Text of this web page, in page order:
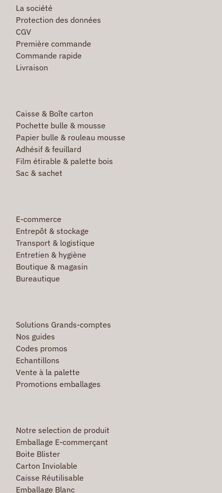
La société
Protection des données
CGV
Première commande
Commande rapide
Livraison
Caisse & Boîte carton
Pochette bulle & mousse
Papier bulle & rouleau mousse
Adhésif & feuillard
Film étirable & palette bois
Sac & sachet
E-commerce
Entrepôt & stockage
Transport & logistique
Entretien & hygiène
Boutique & magasin
Bureautique
Solutions Grands-comptes
Nos guides
Codes promos
Echantillons
Vente à la palette
Promotions emballages
Notre selection de produit
Emballage E-commerçant
Boite Blister
Carton Inviolable
Caisse Réutilisable
Emballage Blanc